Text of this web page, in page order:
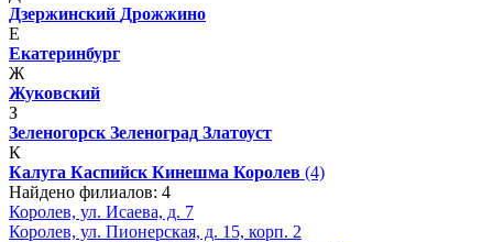
Дзержинский Дрожжино
Е
Екатеринбург
Ж
Жуковский
З
Зеленогорск Зеленоград Златоуст
К
Калуга Каспийск Кинешма Королев (4)
Найдено филиалов: 4
Королев, ул. Исаева, д. 7
Королев, ул. Пионерская, д. 15, корп. 2